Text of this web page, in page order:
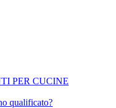
PER CUCINE
qualificato?